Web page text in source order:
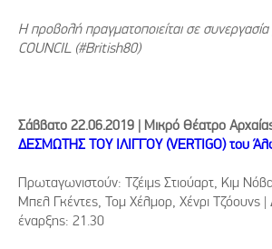
Η προβολή πραγματοποιείται σε
COUNCIL (#British80)
Σάββατο 22.06.2019 | Μικρό Θέατρο
ΔΕΣΜΩΤΗΣ ΤΟΥ ΙΛΙΓΓΟΥ (VERTIGO) του
Πρωταγωνιστούν: Τζέιμς Στιούαρτ, Κιμ
Μπελ Γκέντες, Τομ Χέλμορ, Χένρι Τζόουνς
έναρξης: 21.30